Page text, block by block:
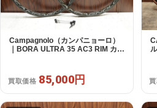
Campagnolo（カンパニョーロ）
｜BORA ULTRA 35 AC3 RIM カン
買取価格 85,000円